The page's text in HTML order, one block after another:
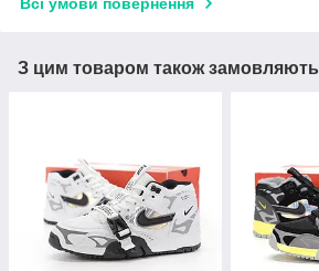
З цим товаром також замовляють